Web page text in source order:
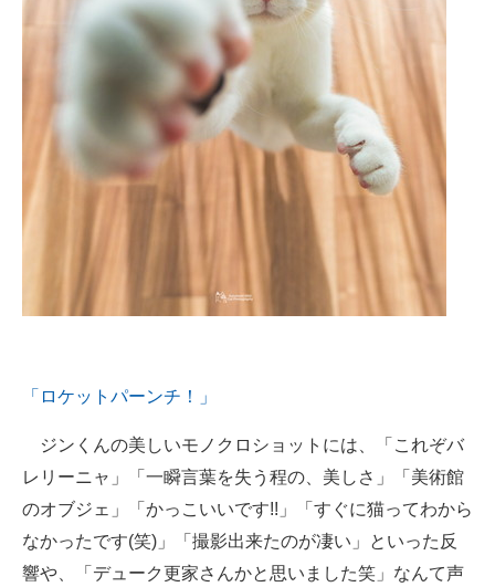
「ロケットパーンチ！」
ジンくんの美しいモノクロショットには、「これぞバ
レリーニャ」「一瞬言葉を失う程の、美しさ」「美術館
のオブジェ」「かっこいいです!!」「すぐに猫ってわから
なかったです(笑)」「撮影出来たのが凄い」といった反
響や、「デューク更家さんかと思いました笑」なんて声